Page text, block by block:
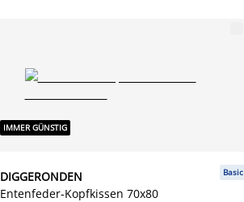
IMMER GÜNSTIG
DIGGERONDEN
Entenfeder-Kopfkissen 70x80
Basic